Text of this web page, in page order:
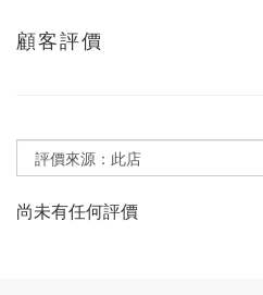
顧客評價
尚未有任何評價